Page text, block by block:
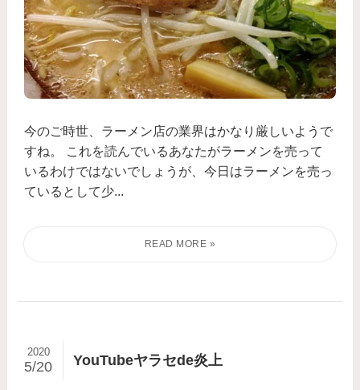
今のご時世、ラーメン店の業界はかなり厳しいようで
すね。 これを読んでいるあなたがラーメンを売って
いるわけではないでしょうが、今日はラーメンを売っ
ているとして少...
YouTubeヤラセde炎上
2020
5/20